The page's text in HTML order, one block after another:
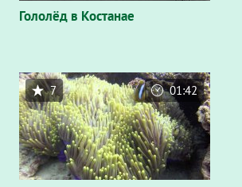
Гололёд в Костанае
7 01:42